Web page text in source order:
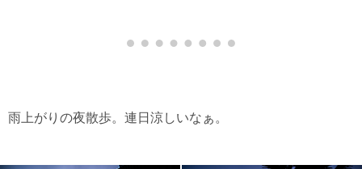
雨上がりの夜散歩。連日涼しいなぁ。